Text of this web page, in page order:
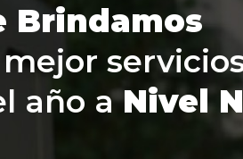
Brindamos
año aNivel